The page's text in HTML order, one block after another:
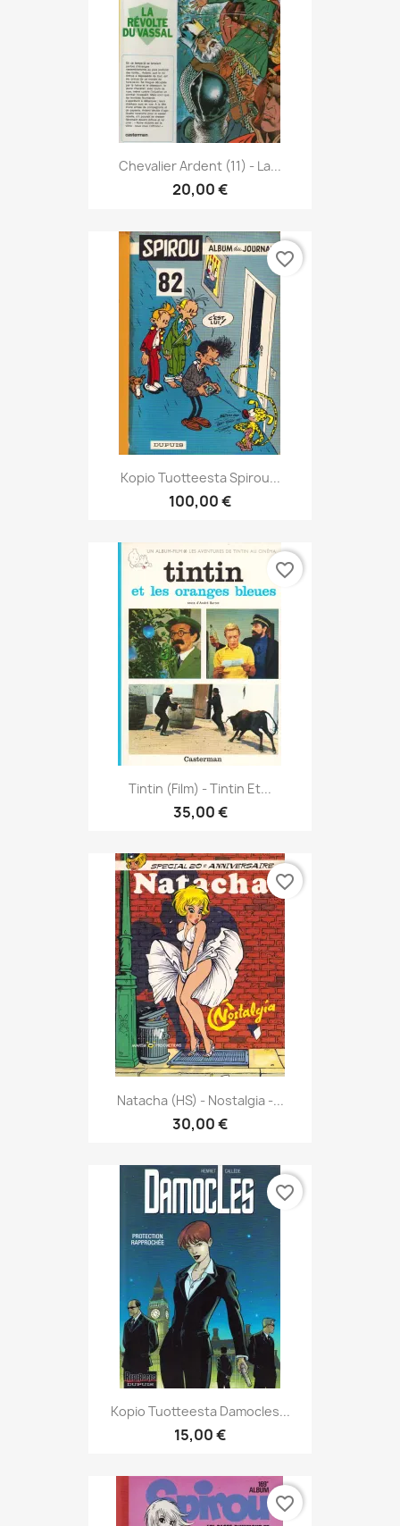
Chevalier Ardent (11) - La...
20,00 €
Kopio Tuotteesta Spirou...
100,00 €
favorite_border
Tintin (Film) - Tintin Et...
35,00 €
favorite_border
Natacha (HS) - Nostalgia -...
30,00 €
favorite_border
Kopio Tuotteesta Damocles...
15,00 €
favorite_border
favorite_border